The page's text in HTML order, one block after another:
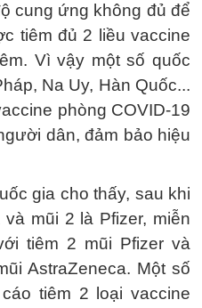
cung ứng không đủ để
tiêm đủ 2 liều vaccine
Vì vậy một số quốc
Na Uy, Hàn Quốc...
phòng COVID-19
dân, đảm bảo hiệu
gia cho thấy, sau khi
mũi 2 là Pfizer, miễn
tiêm 2 mũi Pfizer và
AstraZeneca. Một số
tiêm 2 loại vaccine